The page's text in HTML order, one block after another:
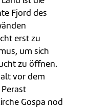
Fjord des
erst zu
um sich
zu öffnen.
vor dem
Gospa nod